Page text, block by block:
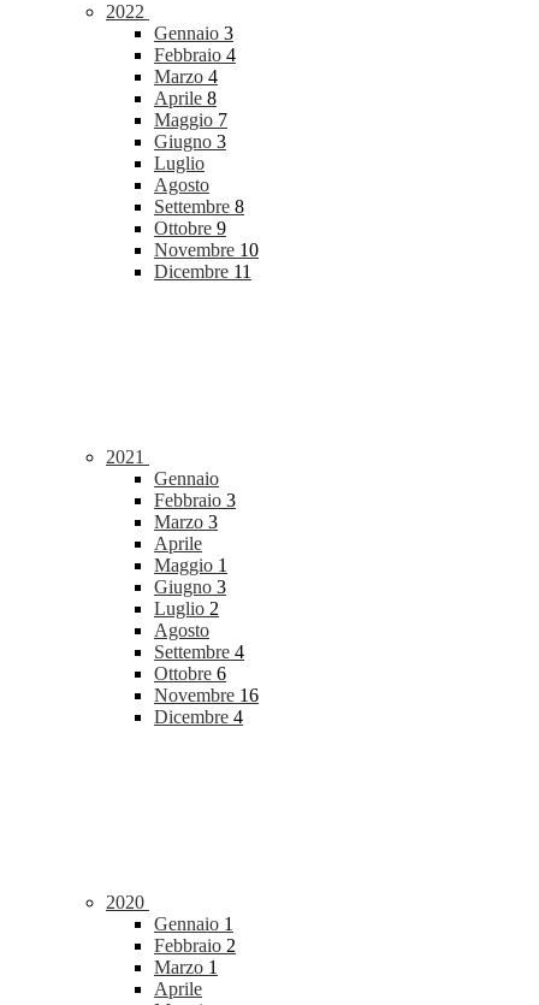
2022
Gennaio 3
Febbraio 4
Marzo 4
Aprile 8
Maggio 7
Giugno 3
Luglio
Agosto
Settembre 8
Ottobre 9
Novembre 10
Dicembre 11
2021
Gennaio
Febbraio 3
Marzo 3
Aprile
Maggio 1
Giugno 3
Luglio 2
Agosto
Settembre 4
Ottobre 6
Novembre 16
Dicembre 4
2020
Gennaio 1
Febbraio 2
Marzo 1
Aprile